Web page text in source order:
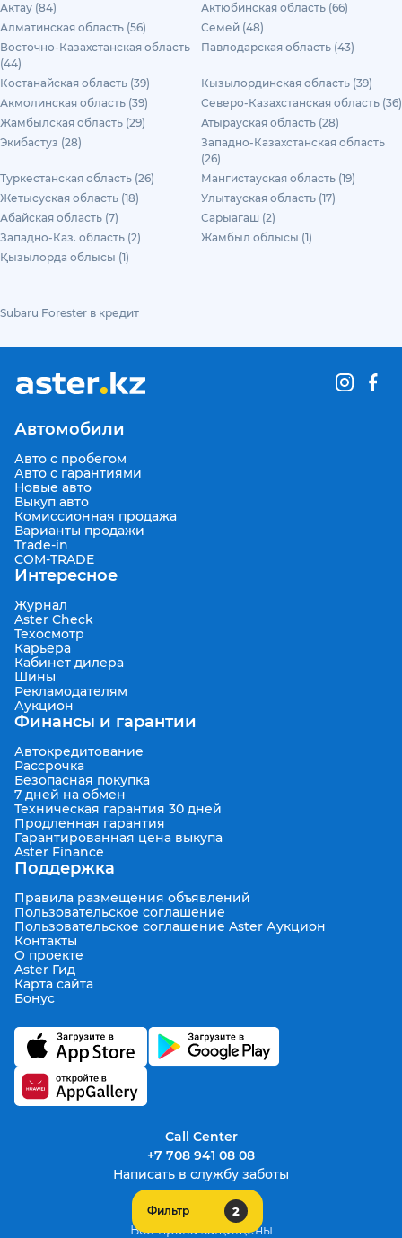
Фильтр 2
Актау (84)
Актюбинская область (66)
Алматинская область (56)
Семей (48)
Восточно-Казахстанская область
(44)
Павлодарская область (43)
Костанайская область (39)
Кызылординская область (39)
Акмолинская область (39)
Северо-Казахстанская область (36)
Жамбылская область (29)
Атырауская область (28)
Экибастуз (28)
Западно-Казахстанская область
(26)
Туркестанская область (26)
Мангистауская область (19)
Жетысуская область (18)
Улытауская область (17)
Абайская область (7)
Сарыагаш (2)
Западно-Каз. область (2)
Жамбыл облысы (1)
Қызылорда облысы (1)
Subaru Forester в кредит
Автомобили
Авто с пробегом
Авто с гарантиями
Новые авто
Выкуп авто
Комиссионная продажа
Варианты продажи
Trade-in
COM-TRADE
Интересное
Журнал
Aster Check
Техосмотр
Карьера
Кабинет дилера
Шины
Рекламодателям
Аукцион
Финансы и гарантии
Автокредитование
Рассрочка
Безопасная покупка
7 дней на обмен
Техническая гарантия 30 дней
Продленная гарантия
Гарантированная цена выкупа
Aster Finance
Поддержка
Правила размещения объявлений
Пользовательское соглашение
Пользовательское соглашение Aster Аукцион
Контакты
О проекте
Aster Гид
Карта сайта
Бонус
Call Center
+7 708 941 08 08
Написать в службу заботы
support@aster.kz
Все права защищены